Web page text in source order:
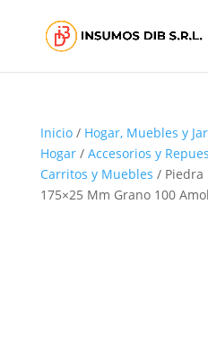
Inicio/ Hogar, Muebles y
Hogar/ Accesorios y
Carritos y Muebles / Piedra
175×25 Mm Grano 100